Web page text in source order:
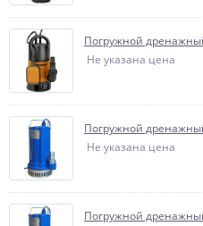
Погружной
Не указана цена
Погружной
Не указана цена
Погружной